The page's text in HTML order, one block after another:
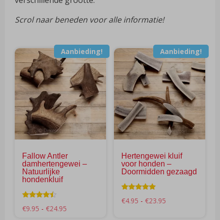
Scrol naar beneden voor alle informatie!
Aanbieding!
Fallow Antler
damhertengewei –
Natuurlijke
hondenkluif
g
€9.95 - €24.95
Dit
product
heeft
meerdere
variaties.
Deze
optie
kan
worden
Aanbieding!
Hertengewei kluif
voor honden –
Doormidden gezaagd
5.00
€4.95 - €23.95Prijsklasse:
Dit
kan